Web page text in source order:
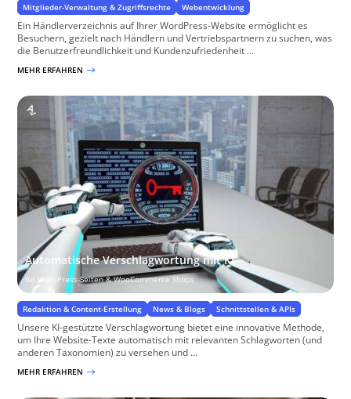
Mitglieder-Verwaltung & Zugriffsrechte
Webentwicklung
Ein Händlerverzeichnis auf Ihrer WordPress-Website ermöglicht es
Besuchern, gezielt nach Händlern und Vertriebspartnern zu suchen, was
die Benutzerfreundlichkeit und Kundenzufriedenheit ...
MEHR ERFAHREN $
Automatische Verschlagwortung mit KI
für WordPress-Seiten & WooCommerce Shops
Redaktion & Content-Erstellung News & Blogs Schnittstellen & APIs
Unsere KI-gestützte Verschlagwortung bietet eine innovative Methode,
um Ihre Website-Texte automatisch mit relevanten Schlagworten (und
anderen Taxonomien) zu versehen und ...
MEHR ERFAHREN $